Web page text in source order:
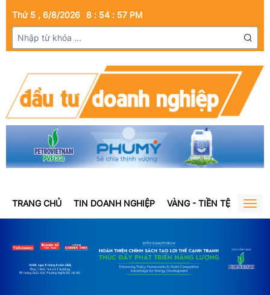
Thứ 5 , 6/8/2026 8 : 54 : 57 PM
TRANG CHỦ TIN DOANH NGHIỆP VÀNG - TIỀN TỆ BẤT